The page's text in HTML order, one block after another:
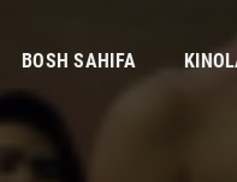
BOSH SAHIFA